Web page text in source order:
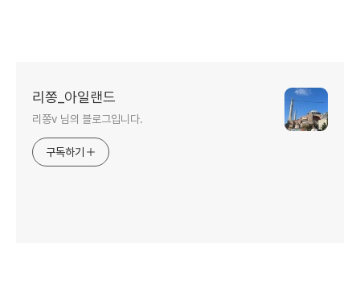
리쫑_아일랜드
리쫑v 님의 블로그입니다.
구독하기